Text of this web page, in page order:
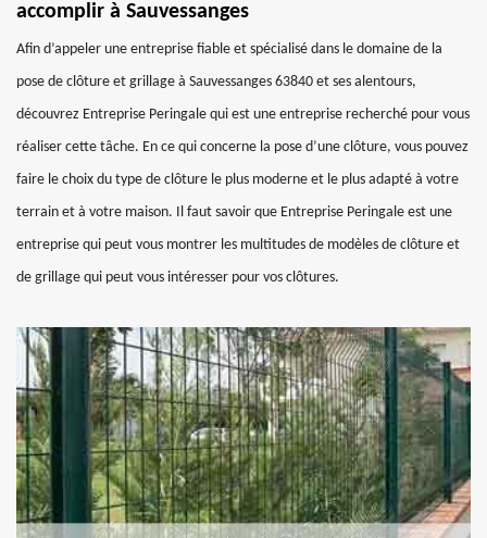
accomplir à Sauvessanges
Afin d’appeler une entreprise fiable et spécialisé dans le domaine de la
pose de clôture et grillage à Sauvessanges 63840 et ses alentours,
découvrez Entreprise Peringale qui est une entreprise recherché pour vous
réaliser cette tâche. En ce qui concerne la pose d’une clôture, vous pouvez
faire le choix du type de clôture le plus moderne et le plus adapté à votre
terrain et à votre maison. Il faut savoir que Entreprise Peringale est une
entreprise qui peut vous montrer les multitudes de modèles de clôture et
de grillage qui peut vous intéresser pour vos clôtures.